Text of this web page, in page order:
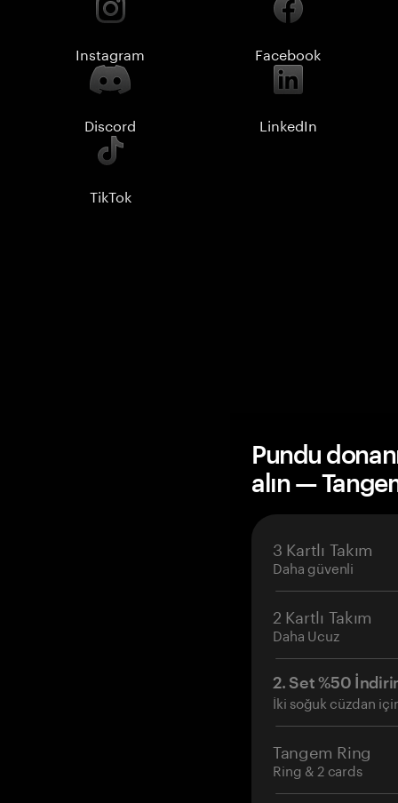
Instagram Facebook
Discord LinkedIn
TikTok
Pundu
alın —
3 Kartlı Takım
Daha güvenli
2 Kartlı Takım
Daha Ucuz
2. Set %50
İki soğuk cüzdan
Tangem Ring
Ring & 2 cards